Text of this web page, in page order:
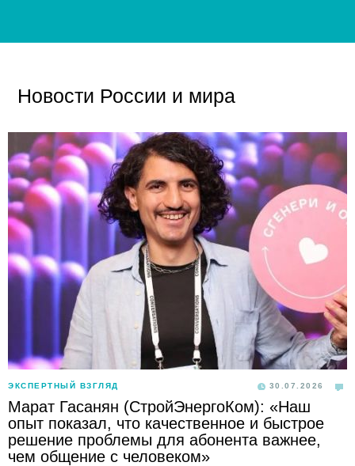
Новости России и мира
ЭКСПЕРТНЫЙ ВЗГЛЯД 30.07.2026
Марат Гасанян (СтройЭнергоКом): «Наш
опыт показал, что качественное и быстрое
решение проблемы для абонента важнее,
чем общение с человеком»